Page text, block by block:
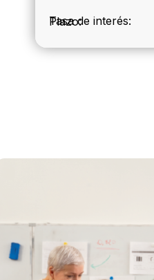
Tasa de interés:
Plazo: